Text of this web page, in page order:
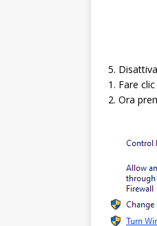
5.
1. Fare
2. Ora